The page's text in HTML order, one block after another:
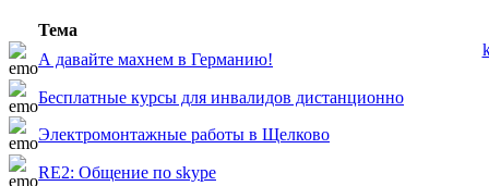
Тема
А давайте махнем в Германию!
Бесплатные курсы для инвалидов дистанционно
Электромонтажные работы в Щелково
RE2: Общение по skype